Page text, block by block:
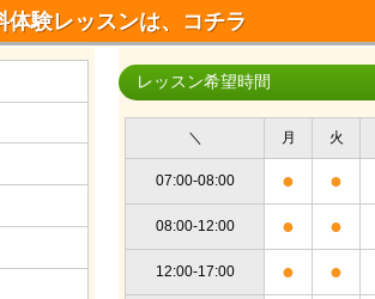
体験レッスンは、コチラ
レッスン希望時間
＼ 月 火
07:00-08:00 ● ●
08:00-12:00 ● ●
12:00-17:00 ● ●